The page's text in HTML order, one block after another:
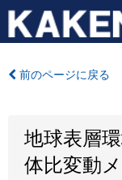
前のページに戻る
地球表層
体比変動